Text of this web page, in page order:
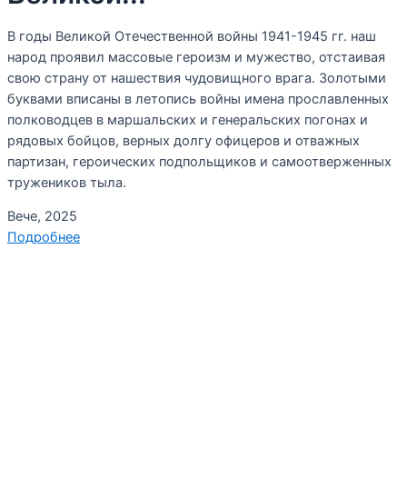
В годы Великой Отечественной войны 1941-1945 гг. наш
народ проявил массовые героизм и мужество, отстаивая
свою страну от нашествия чудовищного врага. Золотыми
буквами вписаны в летопись войны имена прославленных
полководцев в маршальских и генеральских погонах и
рядовых бойцов, верных долгу офицеров и отважных
партизан, героических подпольщиков и самоотверженных
тружеников тыла.
Вече, 2025
Подробнее